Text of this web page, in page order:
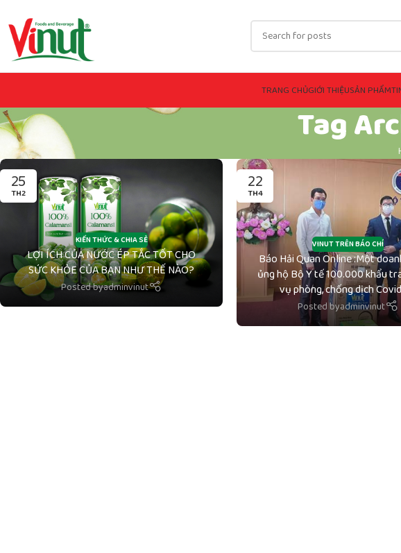
TRANG CHỦGIỚI THIỆUSẢN PHẨM
Tag
25
TH2
KIẾN THỨC & CHIA SẺ
LỢI ÍCH CỦA NƯỚC ÉP TẮC TỐT CHO
SỨC KHỎE CỦA BẠN NHƯ THẾ NÀO?
Posted byadminvinut
22
TH4
VINUT TRÊN BÁO CHÍ
Báo Hải Quan Online :Một
ủng hộ Bộ Y tế 100.000 khẩu
vụ phòng, chống dịch
Posted byadminvinut